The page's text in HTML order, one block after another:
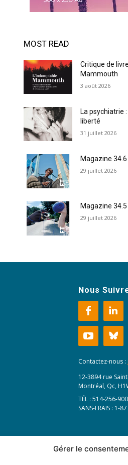
Gérer le
MOST READ
Critique de
Mammouth
3 août 2026
La psychiatrie
liberté
31 juillet 2026
Magazine 34.6
29 juillet 2026
Magazine 34.5
29 juillet 2026
Nous
Contactez-nous :
12-3894 rue
Montréal, Qc,
TÉL : 514-256-
SANS-FRAIS : 1-